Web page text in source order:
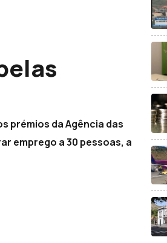
prémios da Agência das
emprego a 30 pessoas, a